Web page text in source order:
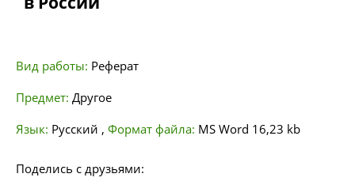
Вид работы: Реферат
Предмет: Другое
Язык: Русский , Формат файла: MS Word 16,23 kb
Поделись с друзьями: